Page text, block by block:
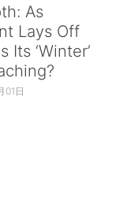
As
Lays Off
Its ‘Winter’
01日